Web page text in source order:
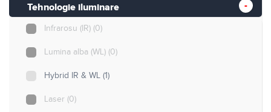
Varifocala motorizata
zoom optic 4X(0)
zoom optic 5X (0)
zoom optic 10X
Tehnologie iluminare
Infrarosu (IR) (0)
Lumina alba (WL) (0)
Hybrid IR & WL (1)
Laser (0)